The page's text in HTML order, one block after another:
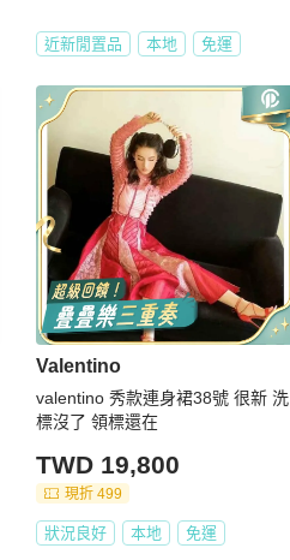
近新閒置品 本地 免運
Valentino
valentino 秀款連身裙38號 很新 洗
標沒了 領標還在
TWD 19,800
現折 499
狀況良好 本地 免運